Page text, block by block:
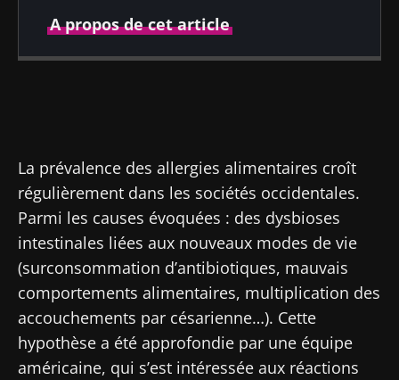
A propos de cet article
La prévalence des allergies alimentaires croît
régulièrement dans les sociétés occidentales.
Parmi les causes évoquées : des dysbioses
intestinales liées aux nouveaux modes de vie
(surconsommation d’antibiotiques, mauvais
comportements alimentaires, multiplication des
accouchements par césarienne…). Cette
hypothèse a été approfondie par une équipe
américaine, qui s’est intéressée aux réactions